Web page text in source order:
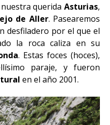
querida Asturias,
de Aller. Pasearemos
desfiladero por el que el
la roca caliza en su
. Estas foces (hoces),
paraje, y fueron
en el año 2001.